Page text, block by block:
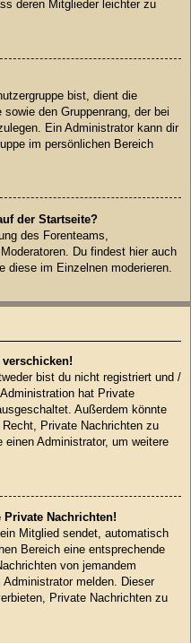
deren Mitglieder leichter zu
bist, dient die
den Gruppenrang, der bei
Ein Administrator kann dir
im persönlichen Bereich
der Startseite?
des Forenteams,
Du findest hier auch
diese im Einzelnen moderieren.
bist du nicht registriert und /
hat Private
Außerdem könnte
Private Nachrichten zu
Administrator, um weitere
Nachrichten!
Mitglied sendet, automatisch
Bereich eine entsprechende
von jemandem
melden. Dieser
Private Nachrichten zu